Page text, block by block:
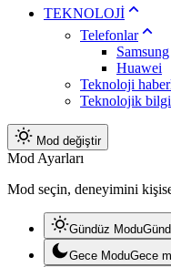
TEKNOLOJİ
Telefonlar
Samsung
Huawei
Teknoloji
Teknolojik
Mod değiştir
Mod Ayarları
Mod seçin, deneyimini
Gündüz Modu
Gece ModuGece